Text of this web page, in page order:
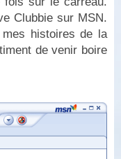
Clubbie sur MSN.
histoires de la
de venir boire